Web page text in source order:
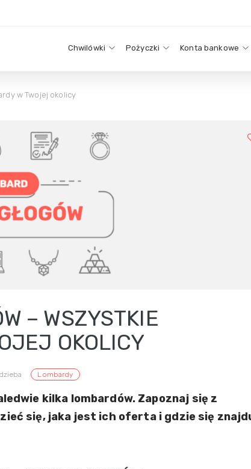
Chwilówki Pożyczki Konta bankowe
w Twojej okolicy
– WSZYSTKIE
OKOLICY
Lombardy
kilka lombardów. Zapoznaj się z
się, jaka jest ich oferta i gdzie się